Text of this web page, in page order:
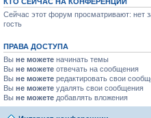
Сейчас этот форум просматривают: нет
гость
ПРАВА ДОСТУПА
Вы не можете начинать темы
Вы не можете отвечать на сообщения
Вы не можете редактировать свои
Вы не можете удалять свои сообщения
Вы не можете добавлять вложения